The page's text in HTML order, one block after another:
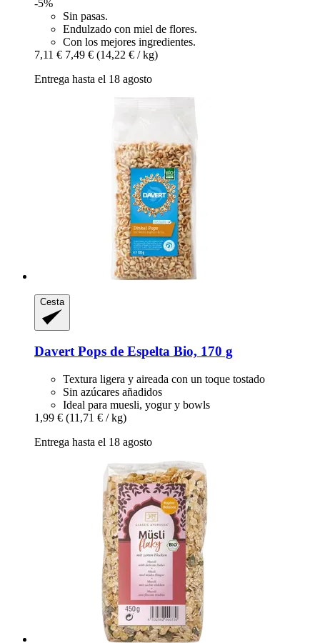
-5%
Sin pasas.
Endulzado con miel de flores.
Con los mejores ingredientes.
7,11 € 7,49 € (14,22 € / kg)
Entrega hasta el 18 agosto
Cesta
DavertPops de Espelta Bio, 170 g
Textura ligera y aireada con un toque tostado
Sin azúcares añadidos
Ideal para muesli, yogur y bowls
1,99 € (11,71 € / kg)
Entrega hasta el 18 agosto